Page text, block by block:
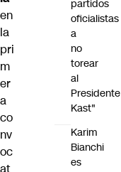
en
la
pri
m
er
a
co
nv
oc
partidos
oficialistas
a
no
torear
al
Presidente
Kast"
Karim
Bianchi
es